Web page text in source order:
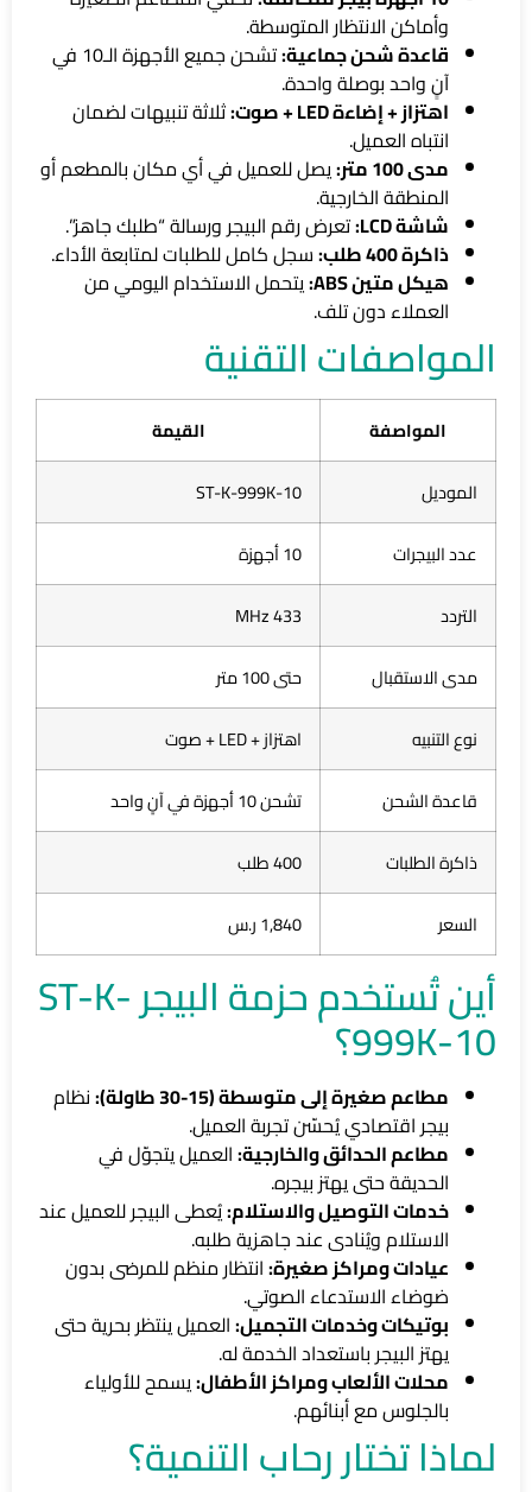
وأماكن الانتظار المتوسطة.
قاعدة شحن جماعية:
تشحن جميع الأجهزة الـ10 في
آنٍ واحد بوصلة واحدة.
اهتزاز + إضاءة LED + صوت:
ثلاثة تنبيهات لضمان
انتباه العميل.
مدى 100 متر:
يصل للعميل في أي مكان بالمطعم أو
المنطقة الخارجية.
شاشة LCD:
تعرض رقم البيجر ورسالة “طلبك جاهز”.
ذاكرة 400 طلب:
سجل كامل للطلبات لمتابعة الأداء.
هيكل متين ABS:
يتحمل الاستخدام اليومي من
العملاء دون تلف.
المواصفات التقنية
المواصفة
القيمة
الموديل
ST-K-999K-10
عدد البيجرات
10 أجهزة
التردد
433 MHz
مدى الاستقبال
حتى 100 متر
نوع التنبيه
اهتزاز + LED + صوت
قاعدة الشحن
تشحن 10 أجهزة في آنٍ واحد
ذاكرة الطلبات
400 طلب
السعر
1,840 ر.س
أين تُستخدم حزمة البيجر ST-K-
999K-10؟
مطاعم صغيرة إلى متوسطة (15-30 طاولة):
نظام
بيجر اقتصادي يُحسّن تجربة العميل.
مطاعم الحدائق والخارجية:العميل يتجوّل في
الحديقة حتى يهتز بيجره.
خدمات التوصيل والاستلام:يُعطى البيجر للعميل عند
الاستلام ويُنادى عند جاهزية طلبه.
عيادات ومراكز صغيرة:انتظار منظم للمرضى بدون
ضوضاء الاستدعاء الصوتي.
بوتيكات وخدمات التجميل:العميل ينتظر بحرية حتى
يهتز البيجر باستعداد الخدمة له.
محلات الألعاب ومراكز الأطفال:يسمح للأولياء
بالجلوس مع أبنائهم.
لماذا تختار رحاب التنمية؟